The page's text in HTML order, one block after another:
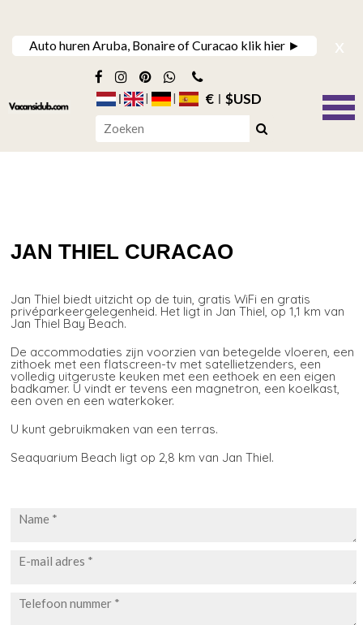
Auto huren Aruba, Bonaire of Curacao klik hier ► x
€ $USD
JAN THIEL CURACAO
Jan Thiel biedt uitzicht op de tuin, gratis WiFi en gratis
privéparkeergelegenheid. Het ligt in Jan Thiel, op 1,1 km van
Jan Thiel Bay Beach.
De accommodaties zijn voorzien van betegelde vloeren, een
zithoek met een flatscreen-tv met satellietzenders, een
volledig uitgeruste keuken met een eethoek en een eigen
badkamer. U vindt er tevens een magnetron, een koelkast,
een oven en een waterkoker.
U kunt gebruikmaken van een terras.
Seaquarium Beach ligt op 2,8 km van Jan Thiel.